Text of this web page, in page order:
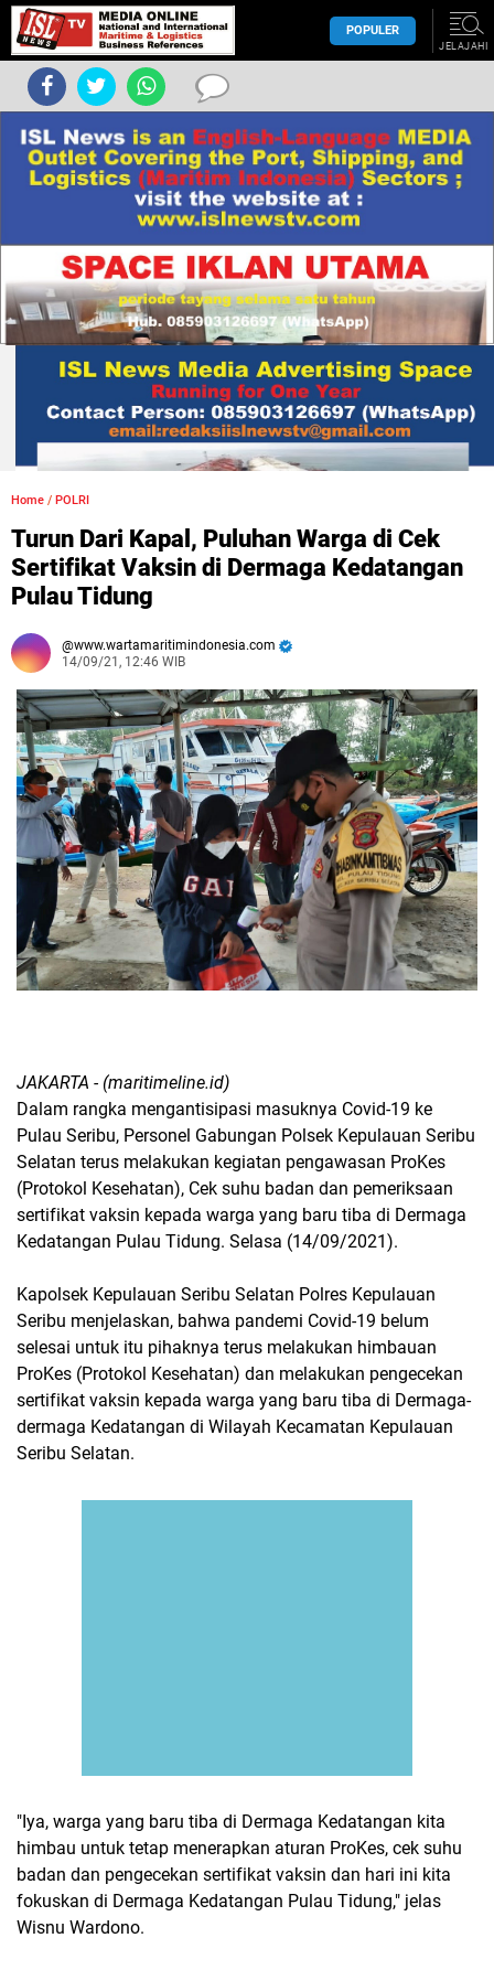
POPULER
JELAJAHI
Home / POLRI
Turun Dari Kapal, Puluhan Warga di Cek
Sertifikat Vaksin di Dermaga Kedatangan
Pulau Tidung
www.wartamaritimindonesia.com
14/09/21, 12:46 WIB
JAKARTA - (maritimeline.id)
Dalam rangka mengantisipasi masuknya Covid-19 ke
Pulau Seribu, Personel Gabungan Polsek Kepulauan Seribu
Selatan terus melakukan kegiatan pengawasan ProKes
(Protokol Kesehatan), Cek suhu badan dan pemeriksaan
sertifikat vaksin kepada warga yang baru tiba di Dermaga
Kedatangan Pulau Tidung. Selasa (14/09/2021).
Kapolsek Kepulauan Seribu Selatan Polres Kepulauan
Seribu menjelaskan, bahwa pandemi Covid-19 belum
selesai untuk itu pihaknya terus melakukan himbauan
ProKes (Protokol Kesehatan) dan melakukan pengecekan
sertifikat vaksin kepada warga yang baru tiba di Dermaga-
dermaga Kedatangan di Wilayah Kecamatan Kepulauan
Seribu Selatan.
"Iya, warga yang baru tiba di Dermaga Kedatangan kita
himbau untuk tetap menerapkan aturan ProKes, cek suhu
badan dan pengecekan sertifikat vaksin dan hari ini kita
fokuskan di Dermaga Kedatangan Pulau Tidung," jelas
Wisnu Wardono.